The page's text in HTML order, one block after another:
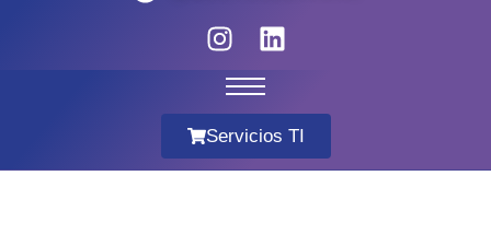
Servicios TI